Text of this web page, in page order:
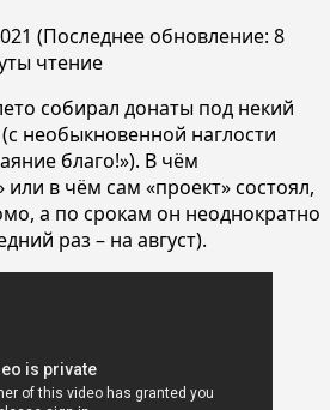
(Последнее обновление: 8
чтение
собирал донаты под некий
необыкновенной наглости
благо!»). В чём
или в чём сам «проект» состоял,
а по срокам он неоднократно
раз – на август).